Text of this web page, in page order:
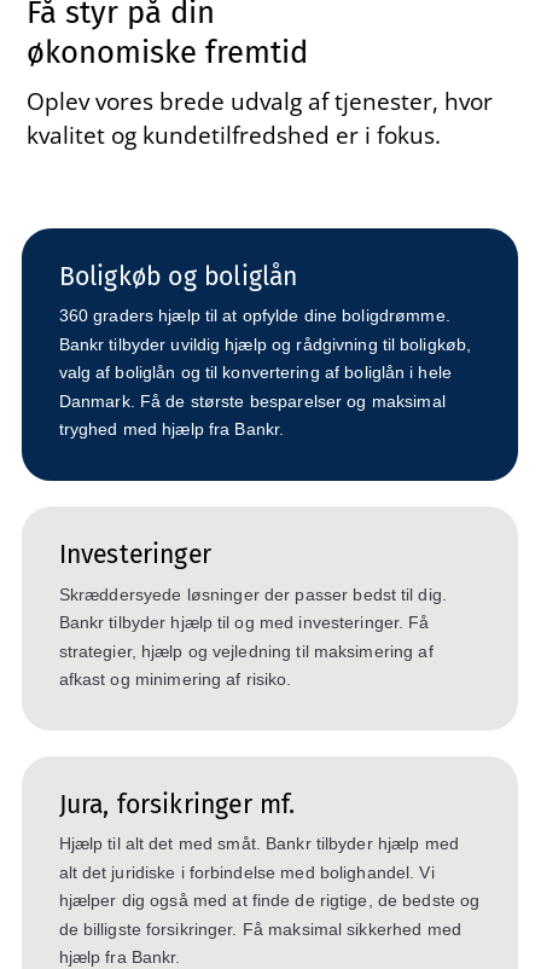
Få styr på din
økonomiske fremtid
Oplev vores brede udvalg af tjenester, hvor
kvalitet og kundetilfredshed er i fokus.
Boligkøb og boliglån
360 graders hjælp til at opfylde dine boligdrømme.
Bankr tilbyder uvildig hjælp og rådgivning til boligkøb,
valg af boliglån og til konvertering af boliglån i hele
Danmark. Få de største besparelser og maksimal
tryghed med hjælp fra Bankr.
Investeringer
Skræddersyede løsninger der passer bedst til dig.
Bankr tilbyder hjælp til og med investeringer. Få
strategier, hjælp og vejledning til maksimering af
afkast og minimering af risiko.
Jura, forsikringer mf.
Hjælp til alt det med småt. Bankr tilbyder hjælp med
alt det juridiske i forbindelse med bolighandel. Vi
hjælper dig også med at finde de rigtige, de bedste og
de billigste forsikringer. Få maksimal sikkerhed med
hjælp fra Bankr.